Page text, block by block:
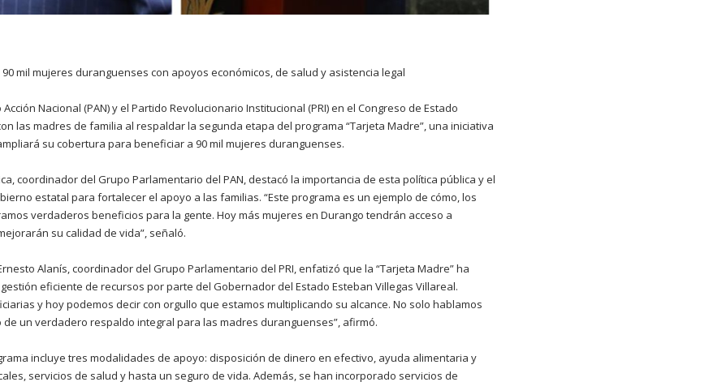
mil mujeres duranguenses con apoyos económicos, de salud y asistencia legal
Nacional (PAN) y el Partido Revolucionario Institucional (PRI) en el Congreso de Estado
las madres de familia al respaldar la segunda etapa del programa “Tarjeta Madre”, una iniciativa
su cobertura para beneficiar a 90 mil mujeres duranguenses.
coordinador del Grupo Parlamentario del PAN, destacó la importancia de esta política pública y el
estatal para fortalecer el apoyo a las familias. “Este programa es un ejemplo de cómo, los
verdaderos beneficios para la gente. Hoy más mujeres en Durango tendrán acceso a
su calidad de vida”, señaló.
Alanís, coordinador del Grupo Parlamentario del PRI, enfatizó que la “Tarjeta Madre” ha
eficiente de recursos por parte del Gobernador del Estado Esteban Villegas Villareal.
y hoy podemos decir con orgullo que estamos multiplicando su alcance. No solo hablamos
de un verdadero respaldo integral para las madres duranguenses”, afirmó.
incluye tres modalidades de apoyo: disposición de dinero en efectivo, ayuda alimentaria y
servicios de salud y hasta un seguro de vida. Además, se han incorporado servicios de